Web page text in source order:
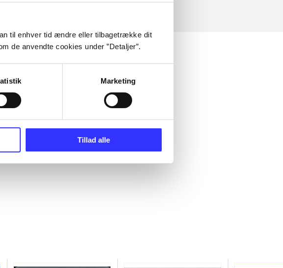
til enhver tid ændre eller tilbagetrække dit
de anvendte cookies under ”Detaljer”.
Marketing
Tillad alle